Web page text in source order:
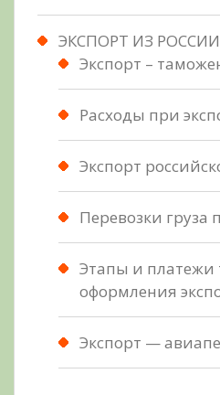
ЭКСПОРТ ИЗ РОССИИ
Экспорт –
Расходы при
Экспорт
Перевозки груза
Этапы и платежи
оформления
Экспорт —